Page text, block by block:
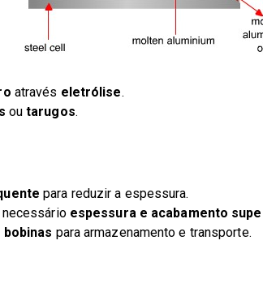
através eletrólise.
outarugos.
para reduzir a espessura.
espessura e acabamento
para armazenamento e transporte.